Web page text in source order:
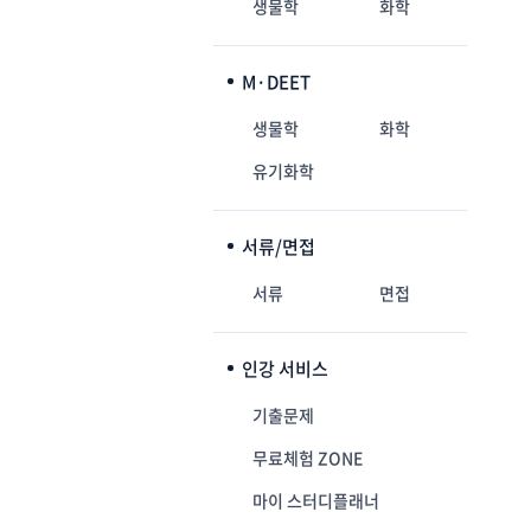
생물학 화학
M·DEET
생물학
화학
유기화학
서류/면접
서류 면접
인강 서비스
기출문제
무료체험 ZONE
마이 스터디플래너